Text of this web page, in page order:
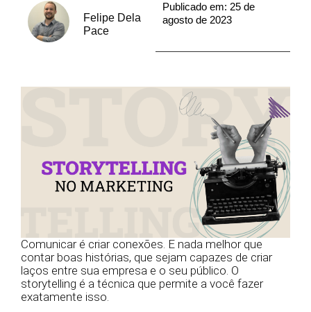
Felipe Dela
Pace
Publicado em: 25 de
agosto de 2023
Comunicar é criar conexões. E nada melhor que
contar boas histórias, que sejam capazes de criar
laços entre sua empresa e o seu público. O
storytelling é a técnica que permite a você fazer
exatamente isso.